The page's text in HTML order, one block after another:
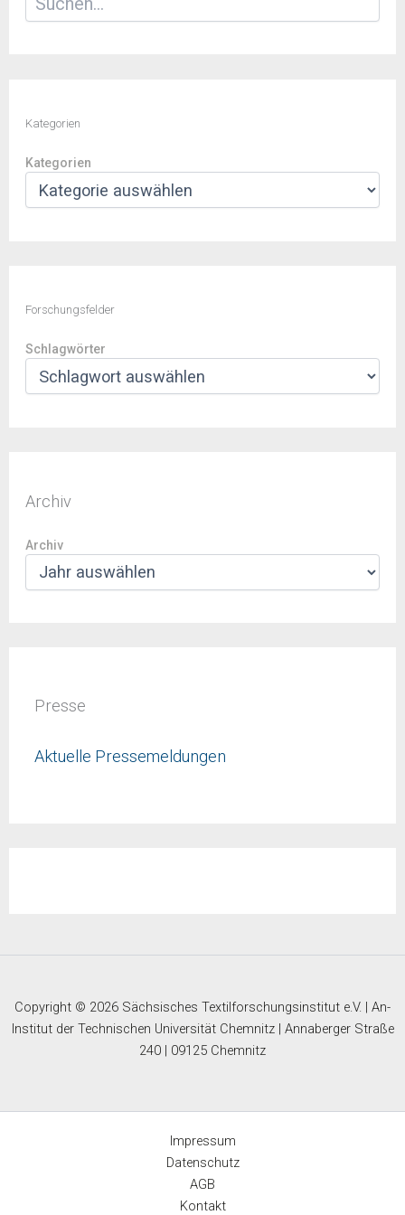
Kategorien
Kategorien
Forschungsfelder
Schlagwörter
Archiv
Archiv
Presse
Aktuelle Pressemeldungen
Copyright © 2026 Sächsisches Textilforschungsinstitut e.V. | An-
Institut der Technischen Universität Chemnitz | Annaberger Straße
240 | 09125 Chemnitz
Impressum
Datenschutz
AGB
Kontakt